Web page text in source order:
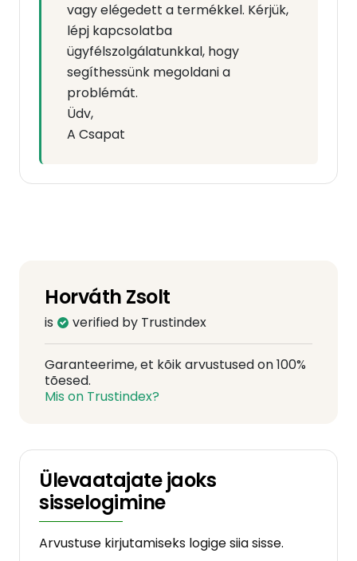
vagy elégedett a termékkel. Kérjük,
lépj kapcsolatba
ügyfélszolgálatunkkal, hogy
segíthessünk megoldani a
problémát.
Üdv,
A Csapat
Horváth Zsolt
is verified by Trustindex
Garanteerime, et kõik arvustused on 100%
tõesed.
Mis on Trustindex?
Ülevaatajate jaoks
sisselogimine
Arvustuse kirjutamiseks logige siia sisse.